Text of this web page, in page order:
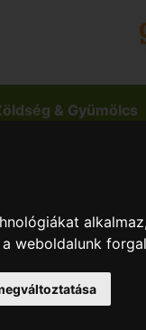
weboldalunk
& Gyümölcs